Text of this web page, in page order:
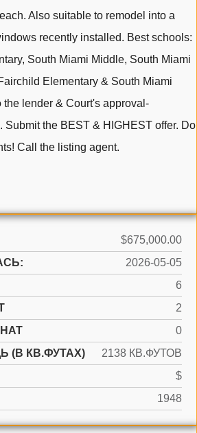
Also suitable to remodel into a
recently installed. Best schools:
South Miami Middle, South Miami
Elementary & South Miami
the lender & Court's approval-
Submit the BEST & HIGHEST offer. Do
Call the listing agent.
$675,000.00
2026-05-05
6
2
0
(В КВ.ФУТАХ)
2138 КВ.ФУТОВ
$
1948